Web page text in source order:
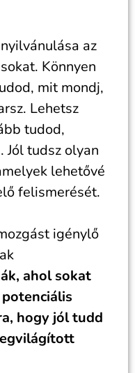
az
Könnyen
mit mondj,
Lehetsz
tudod,
tudsz olyan
lehetővé
felismerését.
igénylő
ahol sokat
hogy jól tudd